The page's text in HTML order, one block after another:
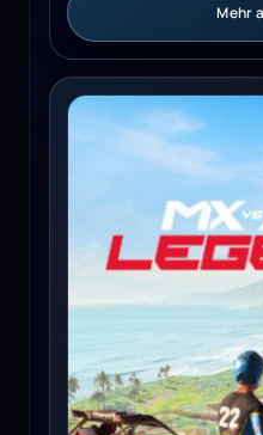
Mehr
MX vs ATV Legends